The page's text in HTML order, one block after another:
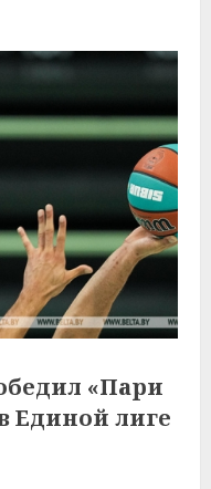
«Пари
Единой лиге